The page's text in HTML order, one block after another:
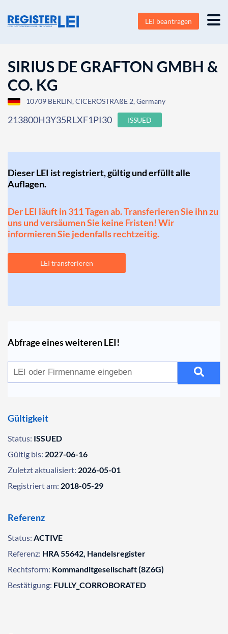
LEI beantragen
SIRIUS DE GRAFTON GMBH &
CO. KG
10709 BERLIN, CICEROSTRAßE 2, Germany
213800H3Y35RLXF1PI30 ISSUED
Dieser LEI ist registriert, gültig und erfüllt alle
Auflagen.
Der LEI läuft in 311 Tagen ab. Transferieren Sie ihn zu
uns und versäumen Sie keine Fristen! Wir
informieren Sie jedenfalls rechtzeitig.
LEI transferieren
Abfrage eines weiteren LEI!
Gültigkeit
Status: ISSUED
Gültig bis: 2027-06-16
Zuletzt aktualisiert: 2026-05-01
Registriert am: 2018-05-29
Referenz
Status: ACTIVE
Referenz: HRA 55642, Handelsregister
Rechtsform: Kommanditgesellschaft (8Z6G)
Bestätigung: FULLY_CORROBORATED